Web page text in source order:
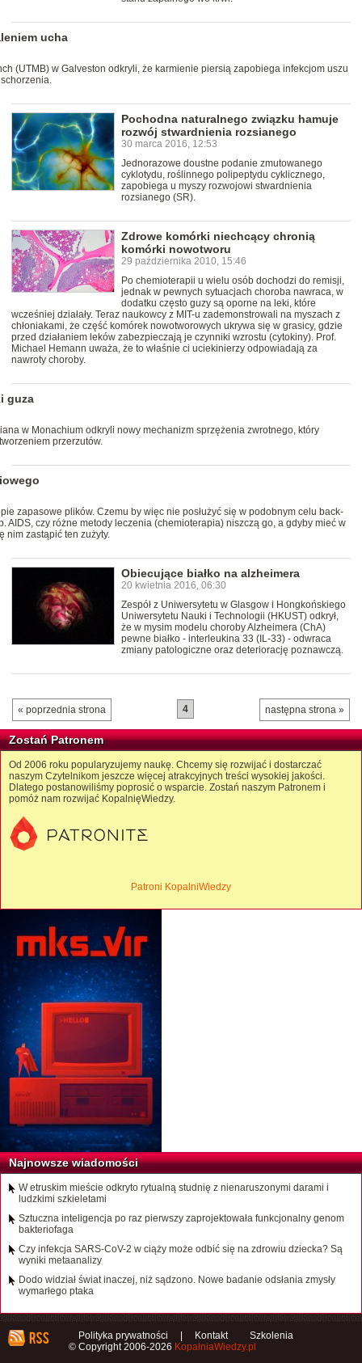
ucha
(UTMB) w Galveston odkryli, że karmienie piersią zapobiega infekcjom uszu
Pochodna naturalnego związku hamuje
rozwój stwardnienia rozsianego
30 marca 2016, 12:53
Jednorazowe doustne podanie zmutowanego
cyklotydu, roślinnego polipeptydu cyklicznego,
zapobiega u myszy rozwojowi stwardnienia
rozsianego (SR).
Zdrowe komórki niechcący chronią
komórki nowotworu
29 października 2010, 15:46
Po chemioterapii u wielu osób dochodzi do remisji,
jednak w pewnych sytuacjach choroba nawraca, w
dodatku często guzy są oporne na leki, które
wcześniej działały. Teraz naukowcy z MIT-u zademonstrowali na myszach z
chłoniakami, że część komórek nowotworowych ukrywa się w grasicy, gdzie
przed działaniem leków zabezpieczają je czynniki wzrostu (cytokiny). Prof.
Michael Hemann uważa, że to właśnie ci uciekinierzy odpowiadają za
nawroty choroby.
guza
w Monachium odkryli nowy mechanizm sprzężenia zwrotnego, który
przerzutów.
zapasowe plików. Czemu by więc nie posłużyć się w podobnym celu back-
AIDS, czy różne metody leczenia (chemioterapia) niszczą go, a gdyby mieć w
nim zastąpić ten zużyty.
Obiecujące białko na alzheimera
20 kwietnia 2016, 06:30
Zespół z Uniwersytetu w Glasgow i Hongkońskiego
Uniwersytetu Nauki i Technologii (HKUST) odkrył,
że w mysim modelu choroby Alzheimera (ChA)
pewne białko - interleukina 33 (IL-33) - odwraca
zmiany patologiczne oraz deteriorację poznawczą.
« poprzednia strona następna strona »
4
Zostań Patronem
Od 2006 roku popularyzujemy naukę. Chcemy się rozwijać i dostarczać
naszym Czytelnikom jeszcze więcej atrakcyjnych treści wysokiej jakości.
Dlatego postanowiliśmy poprosić o wsparcie. Zostań naszym Patronem i
pomóż nam rozwijać KopalnięWiedzy.
Patroni KopalniWiedzy
Najnowsze wiadomości
W etruskim mieście odkryto rytualną studnię z nienaruszonymi darami i
ludzkimi szkieletami
Sztuczna inteligencja po raz pierwszy zaprojektowała funkcjonalny genom
bakteriofaga
Czy infekcja SARS-CoV-2 w ciąży może odbić się na zdrowiu dziecka? Są
wyniki metaanalizy
Dodo widział świat inaczej, niż sądzono. Nowe badanie odsłania zmysły
wymarłego ptaka
Polityka prywatności Kontakt
Szkolenia
© Copyright 2006-2026 KopalniaWiedzy.pl